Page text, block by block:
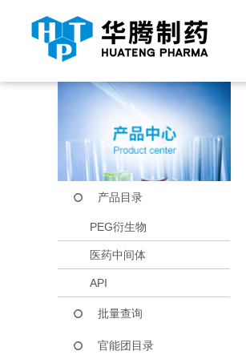
当前位置： 首页 产品中心
产品目录
PEG衍生物
医药中间体
API
批量查询
官能团目录